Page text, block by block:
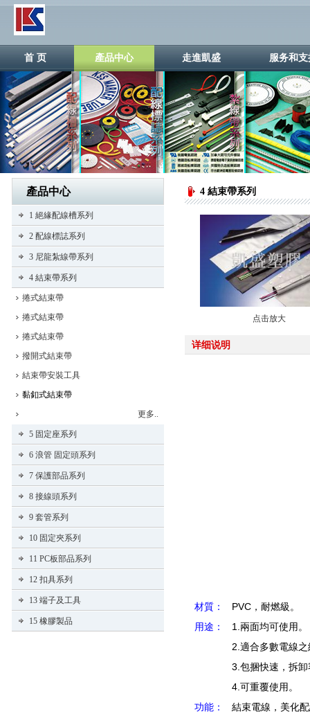
首 页 產品中心 走進凱盛 服务和支
產品中心
1 絕緣配線槽系列
2 配線標誌系列
3 尼龍紮線帶系列
4 結束帶系列
捲式結束帶
捲式結束帶
捲式結束帶
撥開式結束帶
結束帶安裝工具
黏釦式結束帶
更多..
5 固定座系列
6 浪管 固定頭系列
7 保護部品系列
8 接線頭系列
9 套管系列
10 固定夾系列
11 PC板部品系列
12 扣具系列
13 端子及工具
15 橡膠製品
4 結束帶系列
点击放大
详细说明
材質：
PVC，耐燃級。
用途：
1.兩面均可使用。
2.適合多數電線
3.包捆快速，拆
4.可重覆使用。
功能：
結束電線，美化